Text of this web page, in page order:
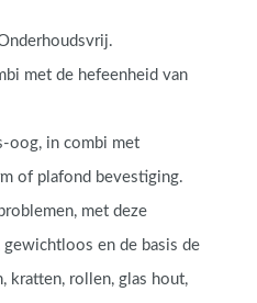
met de hefeenheid van
oog, in combi met
of plafond bevestiging.
met deze
gewichtloos en de basis de
kratten, rollen, glas hout,